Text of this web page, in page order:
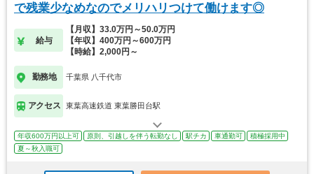
で残業少なめなのでメリハリつけて働けます◎
給与
【月収】33.0万円～50.0万円
【年収】400万円～600万円
【時給】2,000円～
勤務地 千葉県 八千代市
アクセス 東葉高速鉄道 東葉勝田台駅
年収600万円以上可 原則、引越しを伴う転勤なし 駅チカ 車通勤可
積極採用中
夏～秋入職可